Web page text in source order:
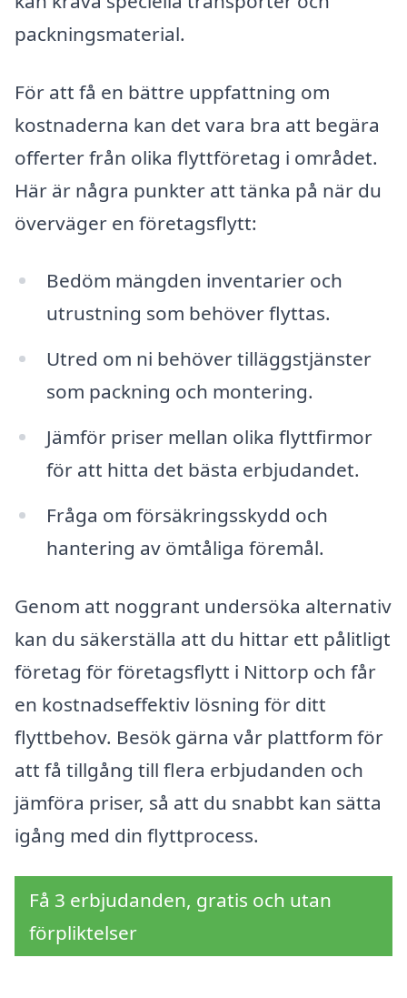
packningsmaterial.
För att få en bättre uppfattning om
kostnaderna kan det vara bra att begära
offerter från olika flyttföretag i området.
Här är några punkter att tänka på när du
överväger en företagsflytt:
Bedöm mängden inventarier och
utrustning som behöver flyttas.
Utred om ni behöver tilläggstjänster
som packning och montering.
Jämför priser mellan olika flyttfirmor
för att hitta det bästa erbjudandet.
Fråga om försäkringsskydd och
hantering av ömtåliga föremål.
Genom att noggrant undersöka alternativ
kan du säkerställa att du hittar ett pålitligt
företag för företagsflytt i Nittorp och får
en kostnadseffektiv lösning för ditt
flyttbehov. Besök gärna vår plattform för
att få tillgång till flera erbjudanden och
jämföra priser, så att du snabbt kan sätta
igång med din flyttprocess.
Få 3 erbjudanden, gratis och utan
förpliktelser